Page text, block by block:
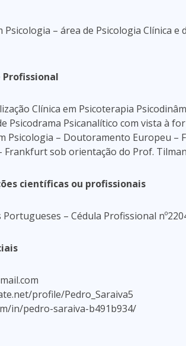
– área de Psicologia Clínica e
Clínica em Psicoterapia
Psicodrama Psicanalítico com vista à
Psicologia – Doutoramento Europeu –
Frankfurt sob orientação do Prof.
científicas ou profissionais
Portugueses – Cédula Profissional
profile/Pedro_Saraiva5
in/pedro-saraiva-b491b934/